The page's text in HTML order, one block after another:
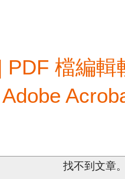
PDF 檔編
找不到文章